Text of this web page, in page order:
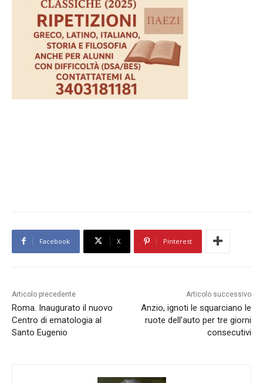
Facebook X Pinterest
Articolo precedente
Roma. Inaugurato il nuovo
Centro di ematologia al
Santo Eugenio
Articolo successivo
Anzio, ignoti le squarciano le
ruote dell’auto per tre giorni
consecutivi